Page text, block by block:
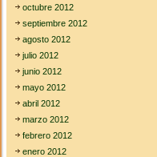
octubre 2012
septiembre 2012
agosto 2012
julio 2012
junio 2012
mayo 2012
abril 2012
marzo 2012
febrero 2012
enero 2012